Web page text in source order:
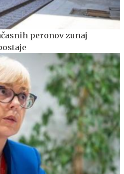
peronov zunaj